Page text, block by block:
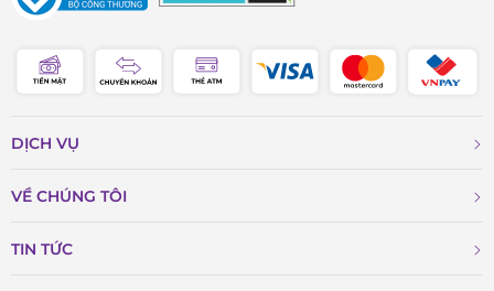
DỊCH VỤ
VỀ CHÚNG TÔI
TIN TỨC